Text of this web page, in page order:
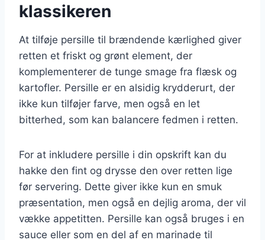
klassikeren
At tilføje persille til brændende kærlighed giver
retten et friskt og grønt element, der
komplementerer de tunge smage fra flæsk og
kartofler. Persille er en alsidig krydderurt, der
ikke kun tilføjer farve, men også en let
bitterhed, som kan balancere fedmen i retten.
For at inkludere persille i din opskrift kan du
hakke den fint og drysse den over retten lige
før servering. Dette giver ikke kun en smuk
præsentation, men også en dejlig aroma, der vil
vække appetitten. Persille kan også bruges i en
sauce eller som en del af en marinade til